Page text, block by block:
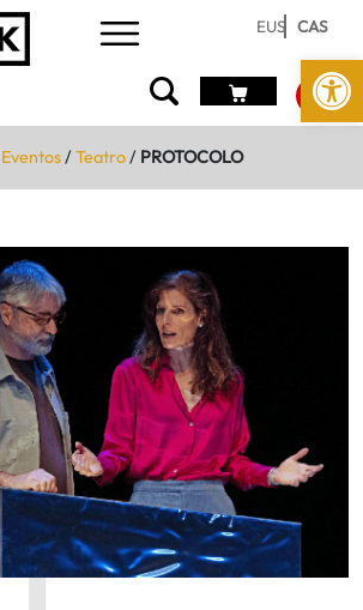
Abrir
EUS CAS
Eventos/Teatro/ PROTOCOLO